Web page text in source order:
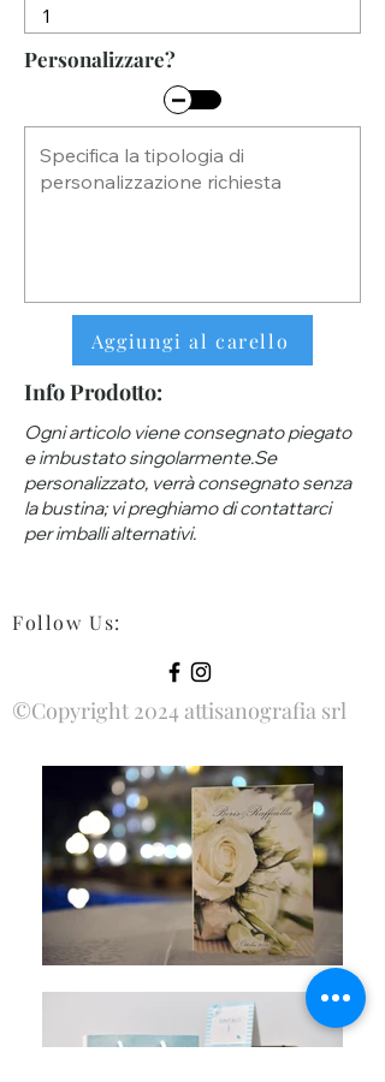
Personalizzare?
Aggiungi al carello
Info Prodotto:
Ogni articolo viene consegnato piegato
e imbustato singolarmente.Se
personalizzato, verrà consegnato senza
la bustina; vi preghiamo di contattarci
per imballi alternativi.
Follow Us:
©Copyright 2024 attisanografia srl